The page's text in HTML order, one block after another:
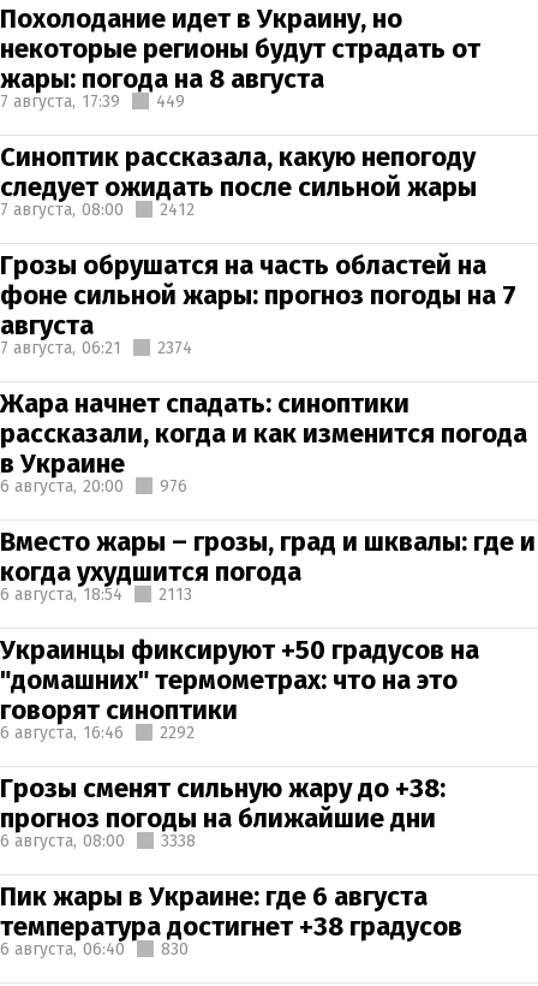
Похолодание идет в Украину, но
некоторые регионы будут страдать от
жары: погода на 8 августа
7 августа, 17:39 449
Синоптик рассказала, какую непогоду
следует ожидать после сильной жары
7 августа, 08:00 2412
Грозы обрушатся на часть областей на
фоне сильной жары: прогноз погоды на 7
августа
7 августа, 06:21 2374
Жара начнет спадать: синоптики
рассказали, когда и как изменится погода
в Украине
6 августа, 20:00 976
Вместо жары – грозы, град и шквалы: где и
когда ухудшится погода
6 августа, 18:54 2113
Украинцы фиксируют +50 градусов на
"домашних" термометрах: что на это
говорят синоптики
6 августа, 16:46 2292
Грозы сменят сильную жару до +38:
прогноз погоды на ближайшие дни
6 августа, 08:00 3338
Пик жары в Украине: где 6 августа
температура достигнет +38 градусов
6 августа, 06:40 830